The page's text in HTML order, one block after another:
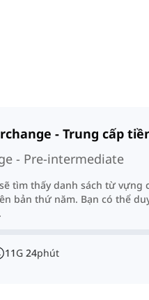
- Trung cấp
- Pre-intermediate
tìm thấy danh sách từ vựng
bản thứ năm. Bạn có thể
11G 24phút